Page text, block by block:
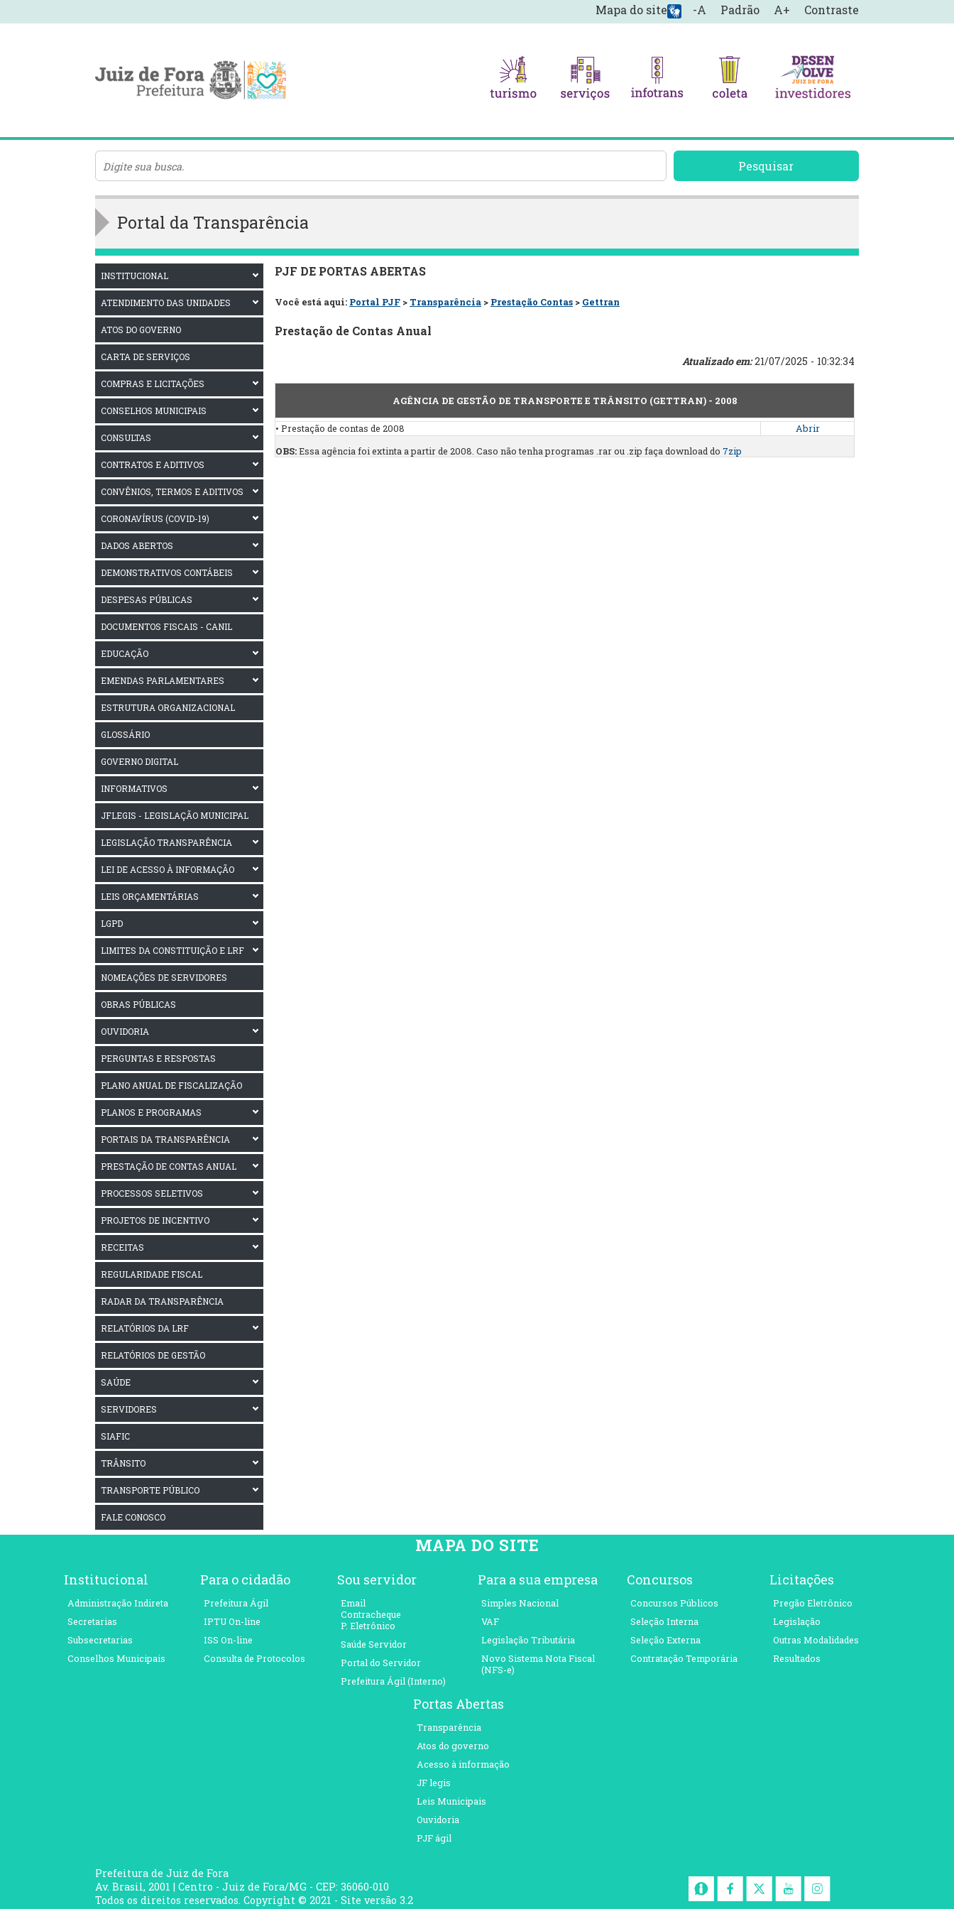
-A Padrão A+ Contraste
Mapa do site
Pesquisar
Portal da Transparência
INSTITUCIONAL
ATENDIMENTO DAS UNIDADES
ATOS DO GOVERNO
CARTA DE SERVIÇOS
COMPRAS E LICITAÇÕES
CONSELHOS MUNICIPAIS
CONSULTAS
CONTRATOS E ADITIVOS
CONVÊNIOS, TERMOS E ADITIVOS
CORONAVÍRUS (COVID-19)
DADOS ABERTOS
DEMONSTRATIVOS CONTÁBEIS
DESPESAS PÚBLICAS
DOCUMENTOS FISCAIS - CANIL
EDUCAÇÃO
EMENDAS PARLAMENTARES
ESTRUTURA ORGANIZACIONAL
GLOSSÁRIO
GOVERNO DIGITAL
INFORMATIVOS
JFLEGIS - LEGISLAÇÃO MUNICIPAL
LEGISLAÇÃO TRANSPARÊNCIA
LEI DE ACESSO À INFORMAÇÃO
LEIS ORÇAMENTÁRIAS
LGPD
LIMITES DA CONSTITUIÇÃO E LRF
NOMEAÇÕES DE SERVIDORES
OBRAS PÚBLICAS
OUVIDORIA
PERGUNTAS E RESPOSTAS
PLANO ANUAL DE FISCALIZAÇÃO
PLANOS E PROGRAMAS
PORTAIS DA TRANSPARÊNCIA
PRESTAÇÃO DE CONTAS ANUAL
PROCESSOS SELETIVOS
PROJETOS DE INCENTIVO
RECEITAS
REGULARIDADE FISCAL
RADAR DA TRANSPARÊNCIA
RELATÓRIOS DA LRF
RELATÓRIOS DE GESTÃO
SAÚDE
SERVIDORES
SIAFIC
TRÂNSITO
TRANSPORTE PÚBLICO
FALE CONOSCO
PJF DE PORTAS ABERTAS
Você está aqui: Portal PJF > Transparência > Prestação Contas > Gettran
Prestação de Contas Anual
Atualizado em:21/07/2025 - 10:32:34
AGÊNCIA DE GESTÃO DE TRANSPORTE E TRÂNSITO (GETTRAN) - 2008
• Prestação de contas de 2008
Abrir
OBS:Essa agência foi extinta a partir de 2008. Caso não tenha programas .rar ou .zip faça download do 7zip
MAPA DO SITE
Institucional
Administração Indireta
Secretarias
Subsecretarias
Conselhos Municipais
Para o cidadão
Prefeitura Ágil
IPTU On-line
ISS On-line
Consulta de Protocolos
Sou servidor
Email
Contracheque
P. Eletrônico
Saúde Servidor
Portal do Servidor
Prefeitura Ágil (Interno)
Para a sua empresa
Simples Nacional
VAF
Legislação Tributária
Novo Sistema Nota Fiscal
(NFS-e)
Concursos
Concursos Públicos
Seleção Interna
Seleção Externa
Contratação Temporária
Licitações
Pregão Eletrônico
Legislação
Outras Modalidades
Resultados
Portas Abertas
Transparência
Atos do governo
Acesso à informação
JF legis
Leis Municipais
Ouvidoria
PJF ágil
Prefeitura de Juiz de Fora
Av. Brasil, 2001 | Centro - Juiz de Fora/MG - CEP: 36060-010
Todos os direitos reservados. Copyright © 2021 - Site versão 3.2